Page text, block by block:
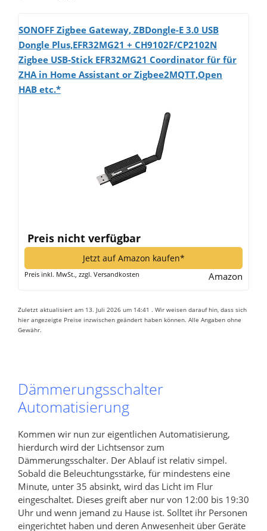
SONOFF Zigbee Gateway, ZBDongle-E 3.0 USB
Dongle Plus,EFR32MG21 + CH9102F/CP2102N
Zigbee USB-Stick EFR32MG21 Coordinator für für
ZHA in Home Assistant or Zigbee2MQTT,Open
HAB etc.*
Preis nicht verfügbar
Jetzt auf Amazon kaufen*
Preis inkl. MwSt., zzgl. Versandkosten Amazon
Zuletzt aktualisiert am 13. Juli 2026 um 14:41 . Wir weisen darauf hin, dass sich
hier angezeigte Preise inzwischen geändert haben können. Alle Angaben ohne
Gewähr.
Dämmerungsschalter
Automatisierung
Kommen wir nun zur eigentlichen Automatisierung,
hierdurch wird der Lichtsensor zum
Dämmerungsschalter. Der Ablauf ist relativ simpel.
Sobald die Beleuchtungsstärke, für mindestens eine
Minute, unter 35 absinkt, wird das Licht im Flur
eingeschaltet. Dieses greift aber nur von 12:00 bis 19:30
Uhr und wenn jemand zu Hause ist. Solltet ihr Personen
eingerichtet haben und deren Anwesenheit über Geräte